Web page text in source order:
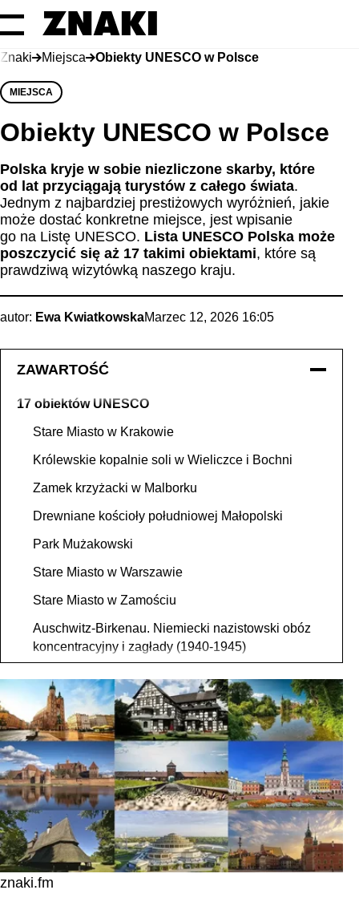
Znaki Miejsca Obiekty UNESCO w Polsce
MIEJSCA
Obiekty UNESCO w Polsce
Polska kryje w sobie niezliczone skarby, które
od lat przyciągają turystów z całego świata.
Jednym z najbardziej prestiżowych wyróżnień, jakie
może dostać konkretne miejsce, jest wpisanie
go na Listę UNESCO. Lista UNESCO Polska może
poszczycić się aż 17 takimi obiektami, które są
prawdziwą wizytówką naszego kraju.
autor: Ewa KwiatkowskaMarzec 12, 2026 16:05
ZAWARTOŚĆ
17 obiektów UNESCO
Stare Miasto w Krakowie
Królewskie kopalnie soli w Wieliczce i Bochni
Zamek krzyżacki w Malborku
Drewniane kościoły południowej Małopolski
Park Mużakowski
Stare Miasto w Warszawie
Stare Miasto w Zamościu
Auschwitz-Birkenau. Niemiecki nazistowski obóz
koncentracyjny i zagłady (1940-1945)
Średniowieczny zespół miejski Torunia
Kościoły Pokoju w Jaworze i Świdnicy
Hala Stulecia we Wrocławiu
Drewniane cerkwie w polskim i ukraińskim regionie
Karpat
Kopalnia rud ołowiu, srebra i cynku w Tarnowskich
Górach oraz system gospodarowania wodami
podziemnymi
znaki.fm